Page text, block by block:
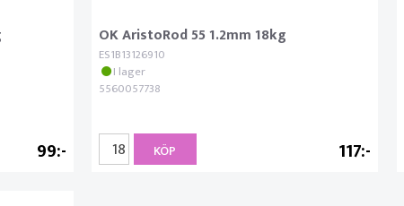
99
OK AristoRod 55 1.2mm 18kg
ES1B13126910
I lager
5560057738
117
KÖP